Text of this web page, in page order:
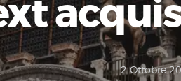
2 Ottobre